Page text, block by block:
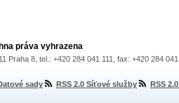
práva vyhrazena
Praha 8, tel.: +420 284 041 111, fax: +420 284
sady RSS 2.0 Síťové služby RSS